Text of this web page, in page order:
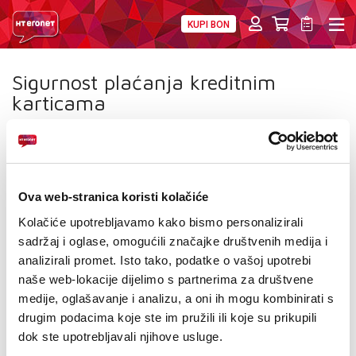
Ova web-stranica koristi kolačiće
Kolačiće upotrebljavamo kako bismo personalizirali
sadržaj i oglase, omogućili značajke društvenih medija i
analizirali promet. Isto tako, podatke o vašoj upotrebi
naše web-lokacije dijelimo s partnerima za društvene
medije, oglašavanje i analizu, a oni ih mogu kombinirati s
drugim podacima koje ste im pružili ili koje su prikupili
dok ste upotrebljavali njihove usluge.
KUPI BON
MOJ PROFIL
E-RAČUN
TELEFONSKI IMENIK
Sigurnost plaćanja kreditnim
karticama
Korisnik plaćanje obavlja popunjavanjem podataka sa
kartice u Monri Payments formi, a prilikom plaćanja
autorizacija se vrši automatski online putem servisa
payment gatewaya prosljeđuju banci na autorizaciju.
Povjerljive informacije su zaštićene enkripcijom čime je u
potpunosti onemogućen neovlašten pristup podacima. Tajnost
korisničkih podataka koji se upisuju na web stranici
www.hteronet.ba je zaštićena i osigurana korištenjem SSL
enkripcije. Stranice za naplatu putem interneta osigurane su
korištenjem Secure Socket Layer (SSL) protokola sa 128-bitnom
enkripcijom podataka. SSL enkripcija je postupak šifriranja
podataka koji se izmjenjuju između korisnikovog uređaja i web